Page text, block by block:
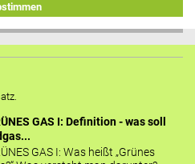
GAS I: Definition - was soll
GAS I: Was heißt „Grünes